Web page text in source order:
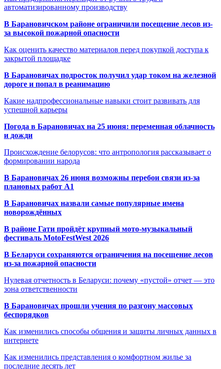
автоматизированному производству
В Барановичском районе ограничили посещение лесов из-
за высокой пожарной опасности
Как оценить качество материалов перед покупкой доступа к
закрытой площадке
В Барановичах подросток получил удар током на железной
дороге и попал в реанимацию
Какие надпрофессиональные навыки стоит развивать для
успешной карьеры
Погода в Барановичах на 25 июня: переменная облачность
и дожди
Происхождение белорусов: что антропология рассказывает о
формировании народа
В Барановичах 26 июня возможны перебои связи из-за
плановых работ A1
В Барановичах назвали самые популярные имена
новорождённых
В районе Гати пройдёт крупный мото-музыкальный
фестиваль MotoFestWest 2026
В Беларуси сохраняются ограничения на посещение лесов
из-за пожарной опасности
Нулевая отчетность в Беларуси: почему «пустой» отчет — это
зона ответственности
В Барановичах прошли учения по разгону массовых
беспорядков
Как изменились способы общения и защиты личных данных в
интернете
Как изменились представления о комфортном жилье за
последние десять лет